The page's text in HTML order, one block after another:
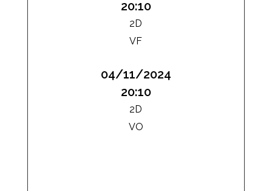
20:10
2D
VF
04/11/2024
20:10
2D
VO